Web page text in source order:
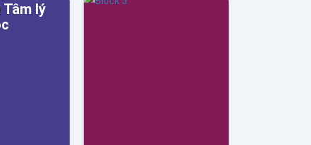
Tâm lý